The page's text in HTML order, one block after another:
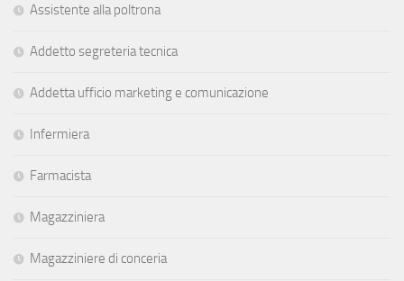
Assistente alla poltrona
Addetto segreteria tecnica
Addetta ufficio marketing e comunicazione
Infermiera
Farmacista
Magazziniera
Magazziniere di conceria